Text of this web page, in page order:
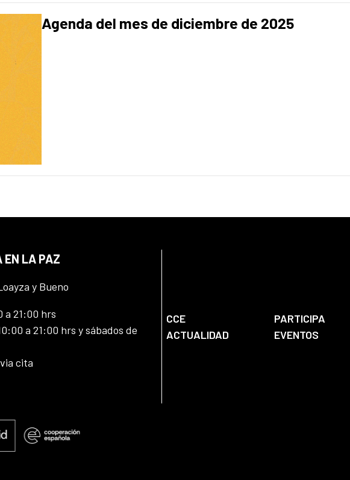
Agenda del mes de diciembre de 2025
EN LA PAZ
y Bueno
a 21:00 hrs
a 21:00 hrs y sábados de
cita
CCE PARTICIPA
ACTUALIDAD
EVENTOS